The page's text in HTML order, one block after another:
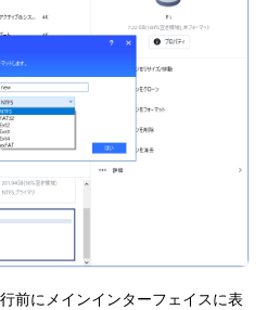
前にメインインターフェイスに表